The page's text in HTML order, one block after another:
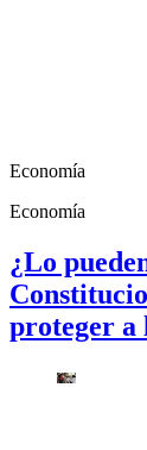
Economía
Economía
¿Lo
proteger a